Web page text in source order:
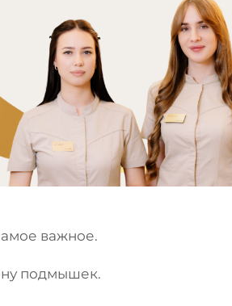
важное.
подмышек.